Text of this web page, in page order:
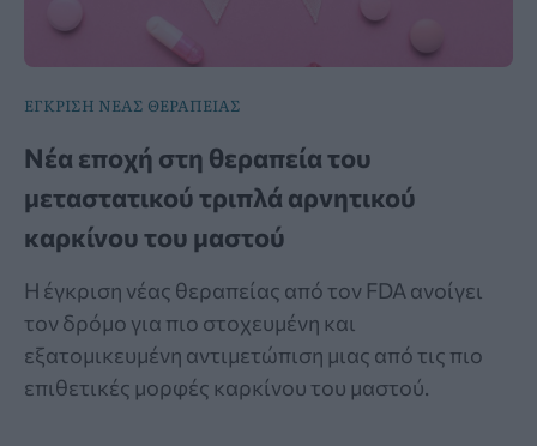
ΕΓΚΡΙΣΗ ΝΕΑΣ ΘΕΡΑΠΕΙΑΣ
Νέα εποχή στη θεραπεία του
μεταστατικού τριπλά αρνητικού
καρκίνου του μαστού
Η έγκριση νέας θεραπείας από τον FDA ανοίγει
τον δρόμο για πιο στοχευμένη και
εξατομικευμένη αντιμετώπιση μιας από τις πιο
επιθετικές μορφές καρκίνου του μαστού.